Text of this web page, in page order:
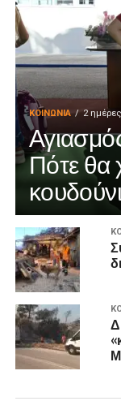
ΚΟΙΝΩΝΊΑ 2
Πότε θα
κουδούνι